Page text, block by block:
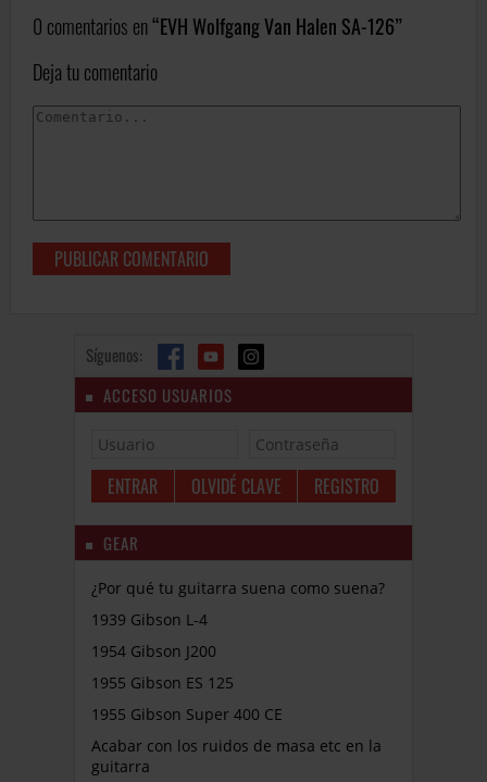
0 comentarios en EVH Wolfgang Van Halen SA-126
Deja tu comentario
Síguenos:
ACCESO USUARIOS
OLVIDÉ CLAVE REGISTRO
GEAR
¿Por qué tu guitarra suena como suena?
1939 Gibson L-4
1954 Gibson J200
1955 Gibson ES 125
1955 Gibson Super 400 CE
Acabar con los ruidos de masa etc en la
guitarra